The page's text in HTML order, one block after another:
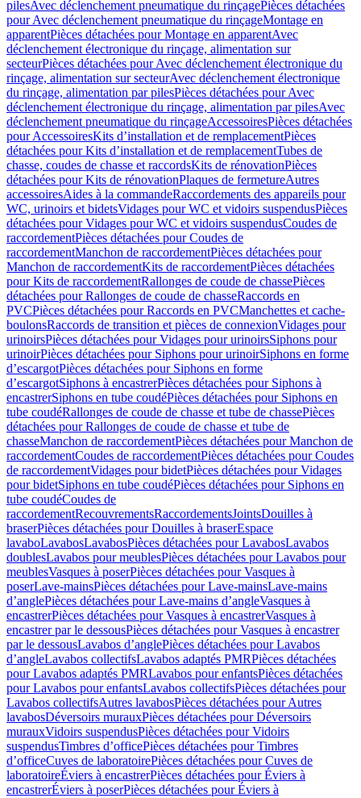
pilesAvec déclenchement pneumatique du rinçagePièces détachées
pour Avec déclenchement pneumatique du rinçageMontage en
apparentPièces détachées pour Montage en apparentAvec
déclenchement électronique du rinçage, alimentation sur
secteurPièces détachées pour Avec déclenchement électronique du
rinçage, alimentation sur secteurAvec déclenchement électronique
du rinçage, alimentation par pilesPièces détachées pour Avec
déclenchement électronique du rinçage, alimentation par pilesAvec
déclenchement pneumatique du rinçageAccessoiresPièces détachées
pour AccessoiresKits d’installation et de remplacementPièces
détachées pour Kits d’installation et de remplacementTubes de
chasse, coudes de chasse et raccordsKits de rénovationPièces
détachées pour Kits de rénovationPlaques de fermetureAutres
accessoiresAides à la commandeRaccordements des appareils pour
WC, urinoirs et bidetsVidages pour WC et vidoirs suspendusPièces
détachées pour Vidages pour WC et vidoirs suspendusCoudes de
raccordementPièces détachées pour Coudes de
raccordementManchon de raccordementPièces détachées pour
Manchon de raccordementKits de raccordementPièces détachées
pour Kits de raccordementRallonges de coude de chassePièces
détachées pour Rallonges de coude de chasseRaccords en
PVCPièces détachées pour Raccords en PVCManchettes et cache-
boulonsRaccords de transition et pièces de connexionVidages pour
urinoirsPièces détachées pour Vidages pour urinoirsSiphons pour
urinoirPièces détachées pour Siphons pour urinoirSiphons en forme
d’escargotPièces détachées pour Siphons en forme
d’escargotSiphons à encastrerPièces détachées pour Siphons à
encastrerSiphons en tube coudéPièces détachées pour Siphons en
tube coudéRallonges de coude de chasse et tube de chassePièces
détachées pour Rallonges de coude de chasse et tube de
chasseManchon de raccordementPièces détachées pour Manchon de
raccordementCoudes de raccordementPièces détachées pour Coudes
de raccordementVidages pour bidetPièces détachées pour Vidages
pour bidetSiphons en tube coudéPièces détachées pour Siphons en
tube coudéCoudes de
raccordementRecouvrementsRaccordementsJointsDouilles à
braserPièces détachées pour Douilles à braserEspace
lavaboLavabosLavabosPièces détachées pour LavabosLavabos
doublesLavabos pour meublesPièces détachées pour Lavabos pour
meublesVasques à poserPièces détachées pour Vasques à
poserLave-mainsPièces détachées pour Lave-mainsLave-mains
d’anglePièces détachées pour Lave-mains d’angleVasques à
encastrerPièces détachées pour Vasques à encastrerVasques à
encastrer par le dessousPièces détachées pour Vasques à encastrer
par le dessousLavabos d’anglePièces détachées pour Lavabos
d’angleLavabos collectifsLavabos adaptés PMRPièces détachées
pour Lavabos adaptés PMRLavabos pour enfantsPièces détachées
pour Lavabos pour enfantsLavabos collectifsPièces détachées pour
Lavabos collectifsAutres lavabosPièces détachées pour Autres
lavabosDéversoirs murauxPièces détachées pour Déversoirs
murauxVidoirs suspendusPièces détachées pour Vidoirs
suspendusTimbres dʼofficePièces détachées pour Timbres
dʼofficeCuves de laboratoirePièces détachées pour Cuves de
laboratoireÉviers à encastrerPièces détachées pour Éviers à
encastrerÉviers à poserPièces détachées pour Éviers à